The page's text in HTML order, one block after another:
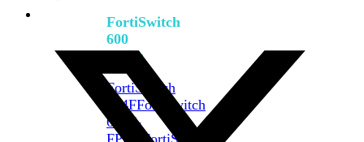
FortiSwitch
600
Series
FortiSwitch
624FFortiSwitch
624F-
FPOE
FortiSwitch